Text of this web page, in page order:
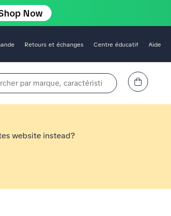
Now
Retours et échanges Centre éducatif Aide
Affichez le panier
website instead?